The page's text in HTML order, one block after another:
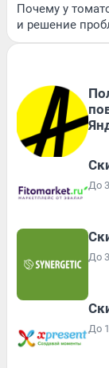
Почему у
и решение
До
До
До